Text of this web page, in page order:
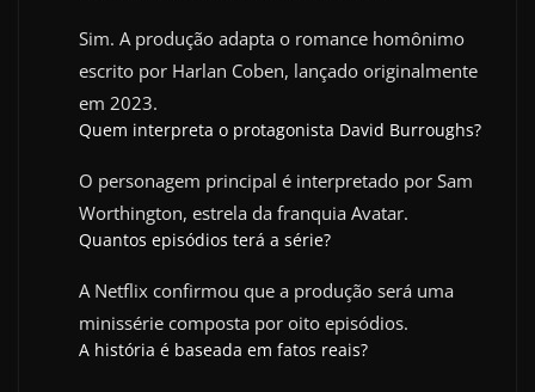
Sim. A produção adapta o romance homônimo
escrito por Harlan Coben, lançado originalmente
em 2023.
Quem interpreta o protagonista David Burroughs?
O personagem principal é interpretado por Sam
Worthington, estrela da franquia Avatar.
Quantos episódios terá a série?
A Netflix confirmou que a produção será uma
minissérie composta por oito episódios.
A história é baseada em fatos reais?